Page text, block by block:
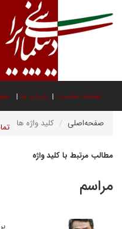
صفحه نخست درباره ما
صفحه‌اصلی کلید واژه ها
مطالب مرتبط با کلید واژه
مراسم